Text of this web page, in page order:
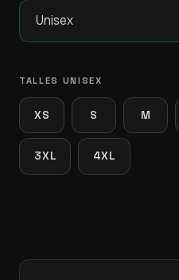
TALLES UNISEX
XS S M
3XL 4XL